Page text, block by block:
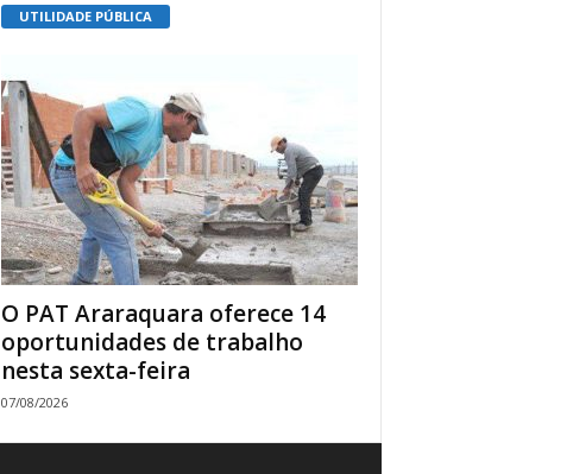
UTILIDADE PÚBLICA
O PAT Araraquara oferece 14
oportunidades de trabalho
nesta sexta-feira
07/08/2026